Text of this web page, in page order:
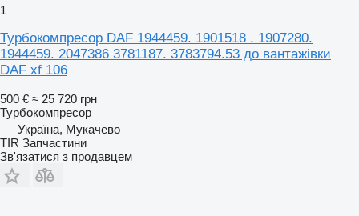
1
Турбокомпресор DAF 1944459. 1901518 . 1907280.
1944459. 2047386 3781187. 3783794.53 до вантажівки
DAF xf 106
500 € ≈ 25 720 грн
Турбокомпресор
Україна, Мукачево
TIR Запчастини
Зв'язатися з продавцем